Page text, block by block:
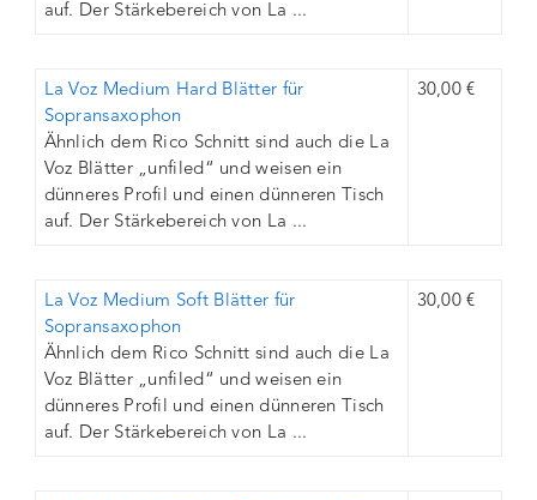
auf. Der Stärkebereich von La ...
La Voz Medium Hard Blätter für
Sopransaxophon
Ähnlich dem Rico Schnitt sind auch die La
Voz Blätter „unfiled“ und weisen ein
dünneres Profil und einen dünneren Tisch
auf. Der Stärkebereich von La ...
30,00 €
La Voz Medium Soft Blätter für
Sopransaxophon
Ähnlich dem Rico Schnitt sind auch die La
Voz Blätter „unfiled“ und weisen ein
dünneres Profil und einen dünneren Tisch
auf. Der Stärkebereich von La ...
30,00 €